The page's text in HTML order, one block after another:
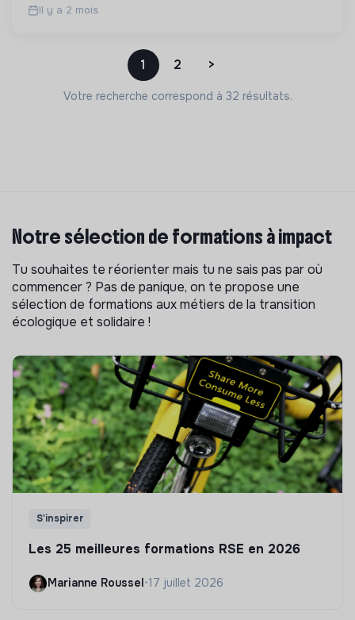
Il y a 2 mois
1 2 >
Votre recherche correspond à 32 résultats.
Notre sélection de formations à impact
Tu souhaites te réorienter mais tu ne sais pas par où
commencer ? Pas de panique, on te propose une
sélection de formations aux métiers de la transition
écologique et solidaire !
S'inspirer
Les 25 meilleures formations RSE en 2026
Marianne Roussel•17 juillet 2026